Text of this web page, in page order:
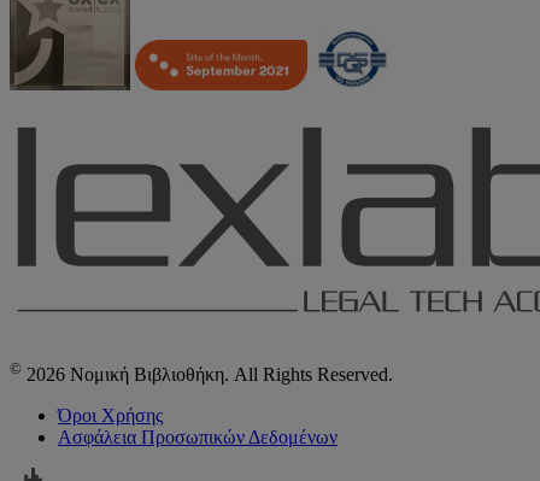
© 2026 Νομική Βιβλιοθήκη. All Rights Reserved.
Όροι Χρήσης
Ασφάλεια Προσωπικών Δεδομένων